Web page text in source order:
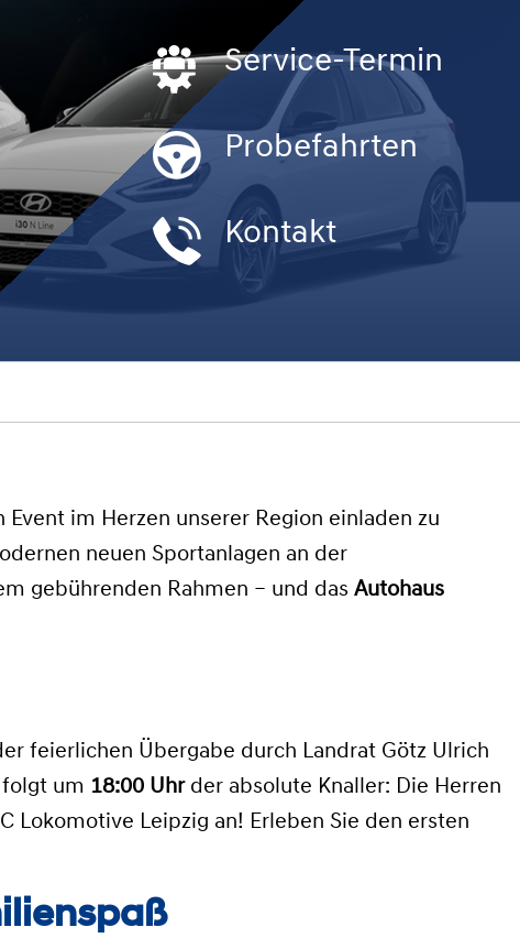
Service-Termin
Probefahrten
Kontakt
im Herzen unserer Region einladen zu
neuen Sportanlagen an der
gebührenden Rahmen – und das Autohaus
feierlichen Übergabe durch Landrat Götz Ulrich
folgt um 18:00 Uhrder absolute Knaller: Die Herren
Lokomotive Leipzig an! Erleben Sie den ersten